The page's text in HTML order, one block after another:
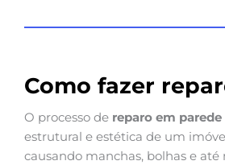
Como fazer
O processo de reparo em
estrutural e estética de um
causando manchas, bolhas e